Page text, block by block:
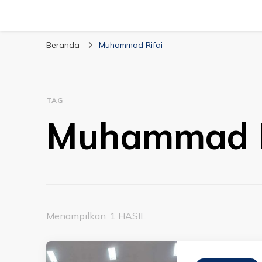
Beranda Muhammad Rifai
TAG
Muhammad
Menampilkan: 1 HASIL